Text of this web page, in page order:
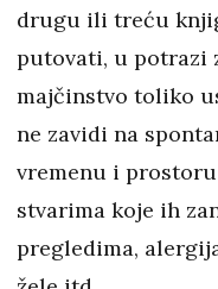
drugu ili treću
putovati, u potrazi
majčinstvo toliko
ne zavidi na
vremenu i
stvarima koje ih
pregledima,